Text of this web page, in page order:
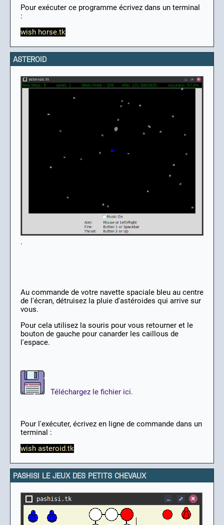
Pour exécuter ce programme écrivez dans un terminal
:
wish horse.tk
ASTEROID
.
Au commande de votre navette spaciale bleu au centre
de l'écran, détruisez la pluie d'astéroides qui arrive sur
vous.
Pour cela utilisez la souris pour vous retourner et le
bouton de gauche pour canarder les caillous de
l'espace.
Téléchargez le fichier ici.
Pour l'exécuter, écrivez en ligne de commande dans un
terminal :
wish asteroid.tk
PASHISI LE JEUX DES PETITS CHEVAUX